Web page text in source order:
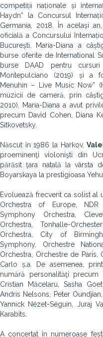
competiții naționale și
Haydn” la Concursul
Germania, 2018. În același
oficială a Concursului
București. Maria-Diana a
burse oferite de International
burse DAAD pentru
Montepulciano (2019) și a
Menuhin – Live Music Now”
muzicii de cameră, prin
2010), Maria-Diana a avut
precum David Cohen, Diana
Sitkovetsky.
Născut în 1986 la Harkov,
proeminenţi violonişti din
părăsit ţara natală la vârsta
Boyarskaya la prestigioasa
Evoluează frecvent ca solist
Orchestra of Europe, NDR
Symphony Orchestra,
Orchestra, Tonhalle-
Orchestra, City of
Symphony, Orchestre
Orchestra, Orchestre de
Carlo ș.a. De asemenea,
numără personalităţi precum
Cristian Măcelaru, Sasha
Andris Nelsons, Peter
Yannick Nézet-Séguin, Juraj
Karabits.
A concertat în numeroase